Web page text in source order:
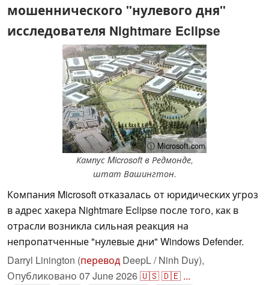
мошеннического "нулевого дня"
исследователя Nightmare Eclipse
ⓘ Microsoft.com
Кампус Microsoft в Редмонде,
штат Вашингтон.
Компания Microsoft отказалась от юридических угроз
в адрес хакера Nightmare Eclipse после того, как в
отрасли возникла сильная реакция на
непропатченные "нулевые дни" Windows Defender.
Darryl Linington (перевод DeepL / Ninh Duy),
Опубликовано 07 June 2026🇺🇸🇩🇪 ...